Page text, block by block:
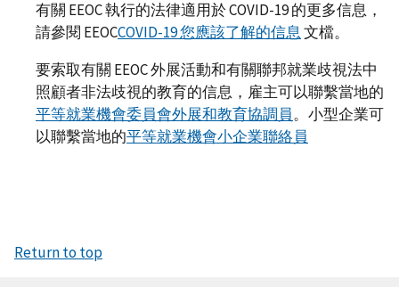
有關 EEOC 執行的法律適用於 COVID-19 的更多信息，
請參閱 EEOCCOVID-19 您應該了解的信息文檔。
要索取有關 EEOC 外展活動和有關聯邦就業歧視法中
照顧者非法歧視的教育的信息，雇主可以聯繫當地的
平等就業機會委員會外展和教育協調員。小型企業可
以聯繫當地的平等就業機會小企業聯絡員
Return to top